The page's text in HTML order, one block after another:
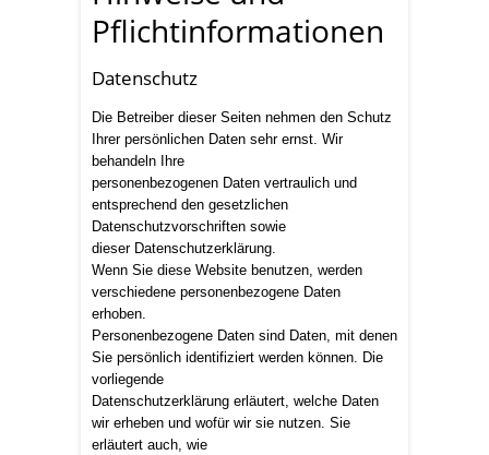
Pflichtinformationen
Datenschutz
Die Betreiber dieser Seiten nehmen den Schutz
Ihrer persönlichen Daten sehr ernst. Wir
behandeln Ihre
personenbezogenen Daten vertraulich und
entsprechend den gesetzlichen
Datenschutzvorschriften sowie
dieser Datenschutzerklärung.
Wenn Sie diese Website benutzen, werden
verschiedene personenbezogene Daten
erhoben.
Personenbezogene Daten sind Daten, mit denen
Sie persönlich identifiziert werden können. Die
vorliegende
Datenschutzerklärung erläutert, welche Daten
wir erheben und wofür wir sie nutzen. Sie
erläutert auch, wie